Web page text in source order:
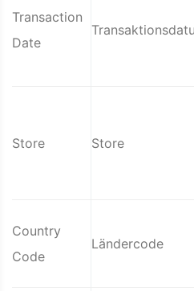
Transaction
Date
Store Store
Country
Code
Ländercode